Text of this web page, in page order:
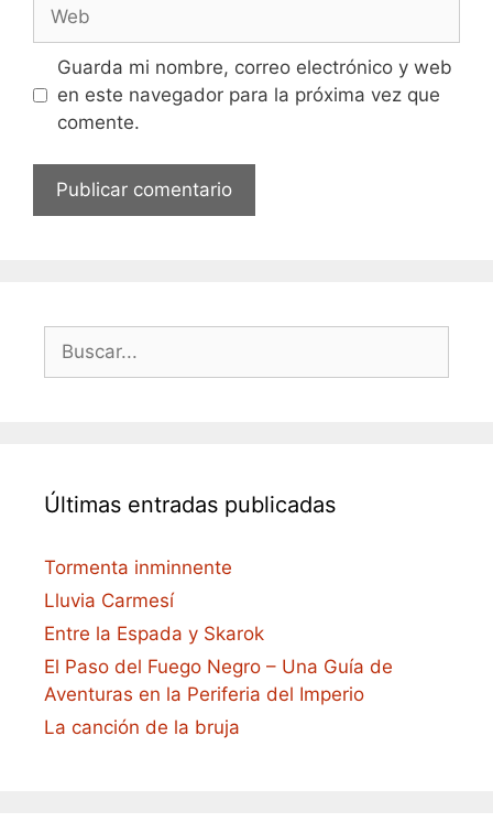
Guarda mi nombre, correo electrónico y web
en este navegador para la próxima vez que
comente.
Buscar:
Últimas entradas publicadas
Tormenta inminnente
Lluvia Carmesí
Entre la Espada y Skarok
El Paso del Fuego Negro – Una Guía de
Aventuras en la Periferia del Imperio
La canción de la bruja